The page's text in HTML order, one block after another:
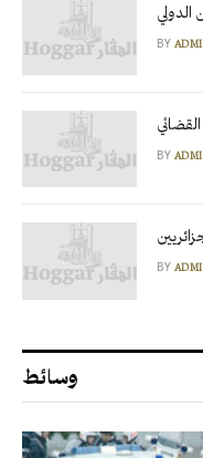
الدولي
BY
BY
BY
وسائط